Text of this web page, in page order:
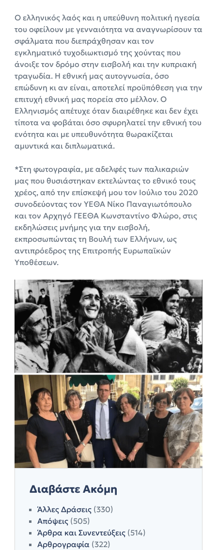
Ο ελληνικός λαός και η υπεύθυνη πολιτική ηγεσία
του οφείλουν με γενναιότητα να αναγνωρίσουν τα
σφάλματα που διεπράχθησαν και τον
εγκληματικό τυχοδιωκτισμό της χούντας που
άνοιξε τον δρόμο στην εισβολή και την κυπριακή
τραγωδία. Η εθνική μας αυτογνωσία, όσο
επώδυνη κι αν είναι, αποτελεί προϋπόθεση για την
επιτυχή εθνική μας πορεία στο μέλλον. Ο
Ελληνισμός απέτυχε όταν διαιρέθηκε και δεν έχει
τίποτα να φοβάται όσο σφυρηλατεί την εθνική του
ενότητα και με υπευθυνότητα θωρακίζεται
αμυντικά και διπλωματικά.
*Στη φωτογραφία, με αδελφές των παλικαριών
μας που θυσιάστηκαν εκτελώντας το εθνικό τους
χρέος, από την επίσκεψή μου τον Ιούλιο του 2020
συνοδεύοντας τον ΥΕΘΑ Νίκο Παναγιωτόπουλο
και τον Αρχηγό ΓΕΕΘΑ Κωνσταντίνο Φλώρο, στις
εκδηλώσεις μνήμης για την εισβολή,
εκπροσωπώντας τη Βουλή των Ελλήνων, ως
αντιπρόεδρος της Επιτροπής Ευρωπαϊκών
Υποθέσεων.
Διαβάστε Ακόμη
Άλλες Δράσεις (330)
Απόψεις (505)
Άρθρα και Συνεντεύξεις (514)
Αρθρογραφία (322)